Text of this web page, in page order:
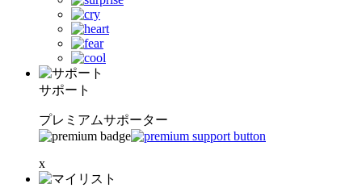
サポート
プレミアムサポーター
x